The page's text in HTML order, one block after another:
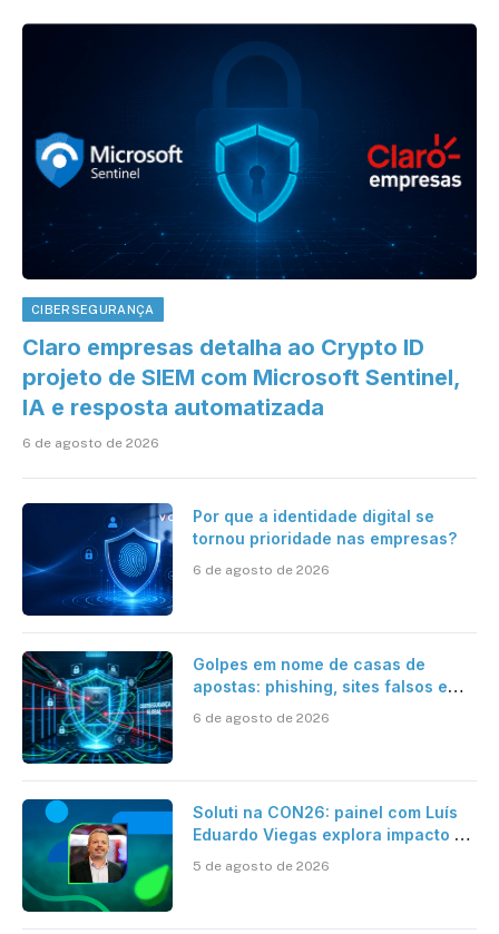
CIBERSEGURANÇA
Claro empresas detalha ao Crypto ID
projeto de SIEM com Microsoft Sentinel,
IA e resposta automatizada
6 de agosto de 2026
Por que a identidade digital se
tornou prioridade nas empresas?
6 de agosto de 2026
Golpes em nome de casas de
apostas: phishing, sites falsos e
6 de agosto de 2026
Soluti na CON26: painel com Luís
Eduardo Viegas explora impacto de
Contabilidade
5 de agosto de 2026